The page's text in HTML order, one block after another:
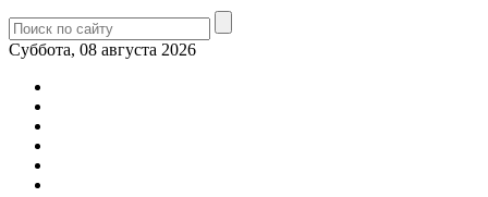
Суббота, 08 августа 2026